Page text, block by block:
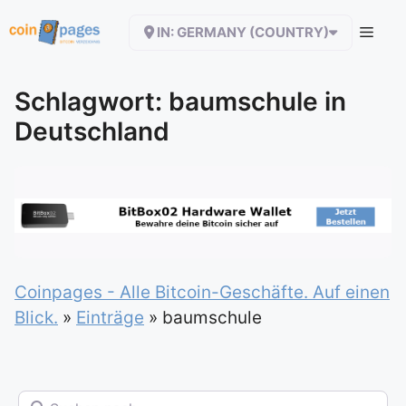
Inhalt
IN: GERMANY (COUNTRY)
Schlagwort: baumschule in
Deutschland
Coinpages - Alle Bitcoin-Geschäfte. Auf einen
Blick. » Einträge » baumschule
Suchen nach